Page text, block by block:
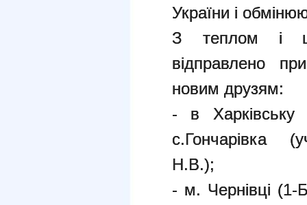
України і
З теплом і
відправлено
новим друзям:
- в Харківську
с.Гончарівка
Н.В.);
- м. Чернівці (1-